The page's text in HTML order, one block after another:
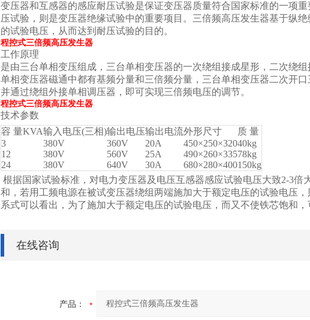
变压器和互感器的感应耐压试验是保证变压器质量符合国家标准的一项
压试验，则是变压器绝缘试验中的重要项目。三倍频高压发生器基于纵
的试验电压，从而达到耐压试验的目的。
程控式三倍频高压发生器
工作原理
是由三台单相变压组成，三台单相变压器的一次绕组接成星形，二次绕
单相变压器磁通中都有基频分量和三倍频分量，三台单相变压器二次开
并通过绕组外接单相调压器，即可实现三倍频电压的调节。
程控式三倍频高压发生器
技术参数
容 量KVA输入电压(三相)输出电压输出电流外形尺寸
质 量
3
380V 360V 20A 450×250×32040kg
12
380V 560V 25A 490×260×33578kg
24
380V 640V 30A 680×280×400150kg
根据国家试验标准，对电力变压器及电压互感器感应试验电压大致2-3
和，若用工频电源在被试变压器绕组两端施加大于额定电压的试验电压
系式可以看出，为了施加大于额定电压的试验电压，而又不使铁芯饱和
在线咨询
产品：